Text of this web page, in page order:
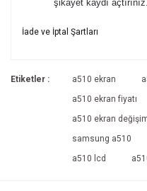
şikayet kaydı açtırınız.
Bu ürünün fiyat bilgisi,
İade ve İptal Şartları
Etiketler : a510 ekran
a510 ekran fiyatı
a510 ekran
samsung a510
a510 lcd